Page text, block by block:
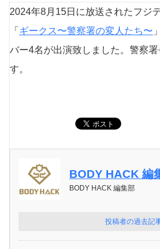
2024年8月15日に放送されたフジ
「 ギークス〜警察署の変人たち〜
バー4名が出演致しました。警察
す。
BODY HACK 編
BODY HACK 編集部
投稿者の過去記